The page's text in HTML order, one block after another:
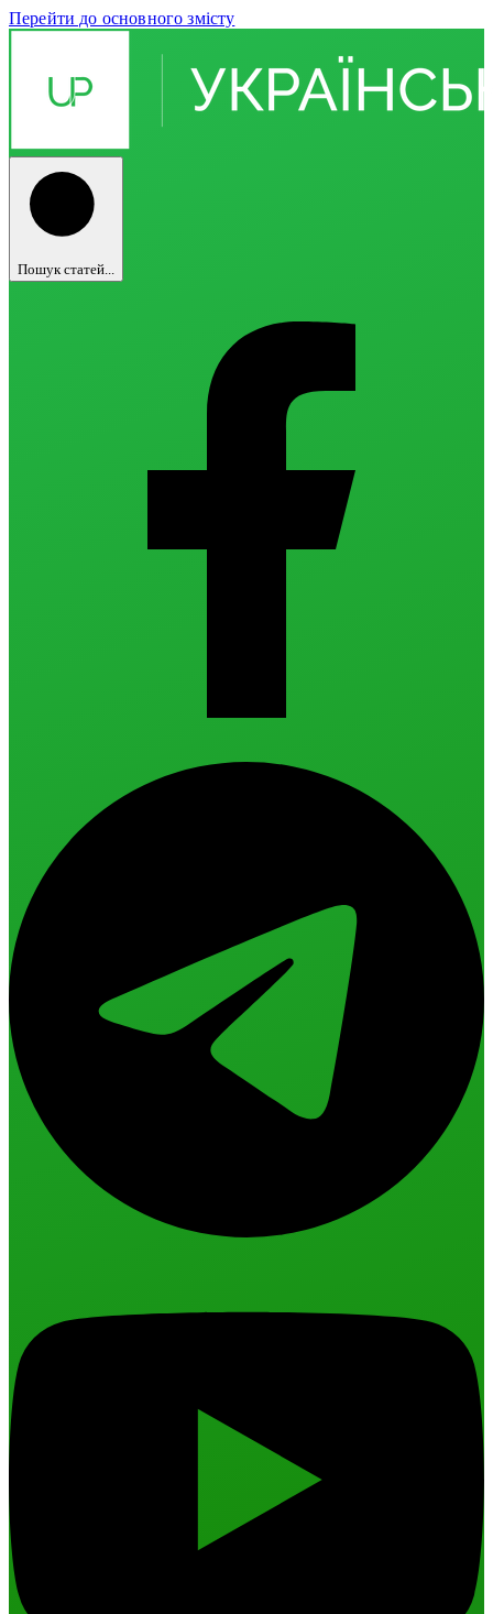
Перейти до основного змісту
Пошук статей...